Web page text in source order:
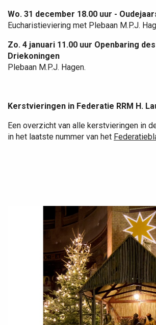
Wo. 31 december 18.00 uur -
Eucharistieviering met Plebaan M.P.J.
Zo. 4 januari 11.00 uur Openbaring
Driekoningen
Plebaan M.P.J. Hagen.
Kerstvieringen in Federatie RRM H.
Een overzicht van alle kerstvieringen in
in het laatste nummer van het